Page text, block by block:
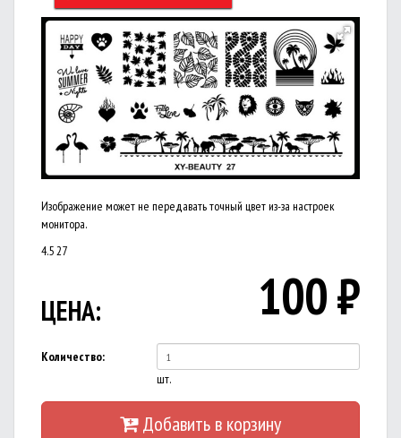
Изображение может не передавать точный цвет из-за настроек
монитора.
4.527
ЦЕНА: 100₽
Количество:
шт.
Добавить в корзину